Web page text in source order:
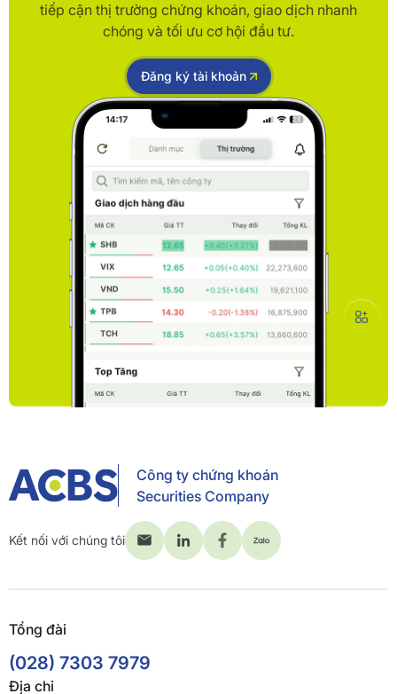
tiếp cận thị trường chứng khoán, giao dịch nhanh
chóng và tối ưu cơ hội đầu tư.
Đăng ký tài khoản
Công ty chứng khoán
Securities Company
Kết nối với chúng tôi
Tổng đài
(028) 7303 7979
Địa chỉ